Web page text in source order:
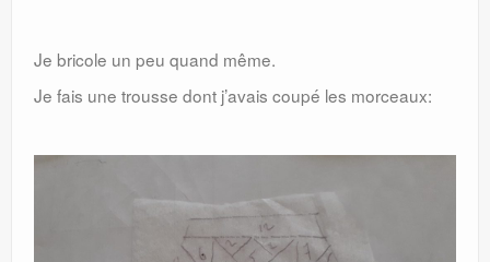
Je bricole un peu quand même.
Je fais une trousse dont j’avais coupé les morceaux: